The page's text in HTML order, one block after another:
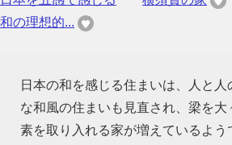
和の理想的...
日本の和を感じる住まいは、人と
な和風の住まいも見直され、梁を
素を取り入れる家が増えているよ